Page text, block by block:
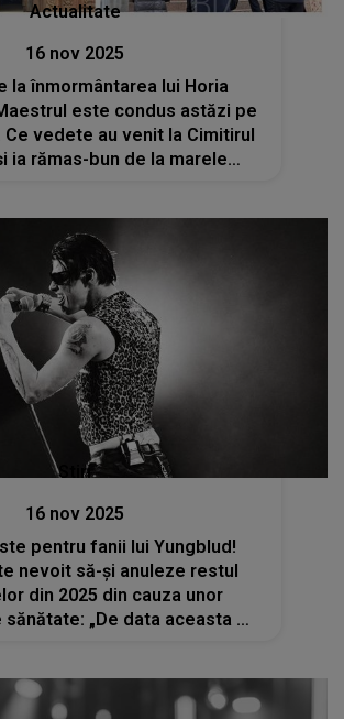
Actualitate
16 nov 2025
la înmormântarea lui Horia
este condus astăzi pe
vedete au venit la Cimitirul
ia rămas-bun de la marele
Stiri
16 nov 2025
pentru fanii lui Yungblud!
nevoit să-și anuleze restul
din 2025 din cauza unor
„De data aceasta mi